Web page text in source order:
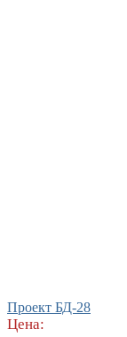
Проект БД-28
Цена: